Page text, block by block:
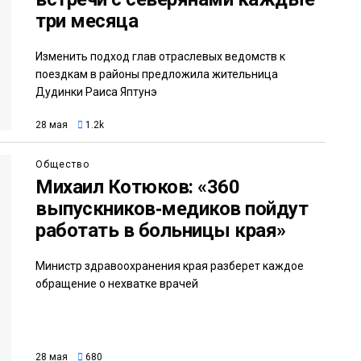
три месяца
Изменить подход глав отраслевых ведомств к
поездкам в районы предложила жительница
Дудинки Раиса Яптунэ
28 мая 1.2k
Общество
Михаил Котюков: «360
выпускников‑медиков пойдут
работать в больницы края»
Министр здравоохранения края разберет каждое
обращение о нехватке врачей
28 мая 680